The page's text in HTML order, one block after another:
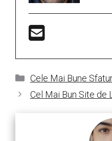
Categorii
Cele Mai Bune
Cel Mai Bun Site de